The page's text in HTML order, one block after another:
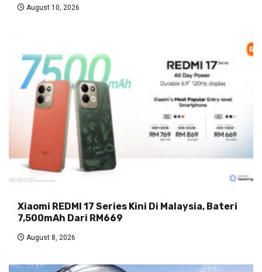
August 10, 2026
Xiaomi REDMI 17 Series Kini Di Malaysia, Bateri
7,500mAh Dari RM669
August 8, 2026